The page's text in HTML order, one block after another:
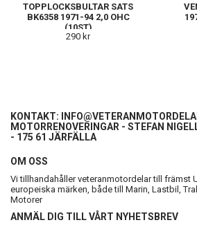
TOPPLOCKSBULTAR SATS
BK6358 1971-94 2,0 OHC
(10ST)
290 kr
KONTAKT:
MOTORRENOVERINGAR - STEFAN
- 175 61 JÄRFÄLLA
OM OSS
Vi tillhandahåller veteranmotordelar till främst
europeiska märken, både till Marin, Lastbil,
Motorer
ANMÄL DIG TILL VÅRT NYHETSBREV